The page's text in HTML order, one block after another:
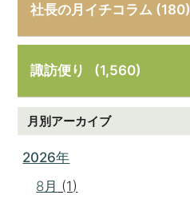
社長の月イチコラム (180)
諏訪便り (1,560)
月別アーカイブ
2026年
8月 (1)